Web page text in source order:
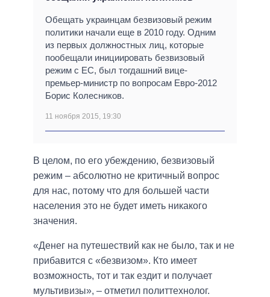
Обещать украинцам безвизовый режим
политики начали еще в 2010 году. Одним
из первых должностных лиц, которые
пообещали инициировать безвизовый
режим с ЕС, был тогдашний вице-
премьер-министр по вопросам Евро-2012
Борис Колесников.
11 ноября 2015, 19:30
В целом, по его убеждению, безвизовый
режим – абсолютно не критичный вопрос
для нас, потому что для большей части
населения это не будет иметь никакого
значения.
«Денег на путешествий как не было, так и не
прибавится с «безвизом». Кто имеет
возможность, тот и так ездит и получает
мультивизы», – отметил политтехнолог.